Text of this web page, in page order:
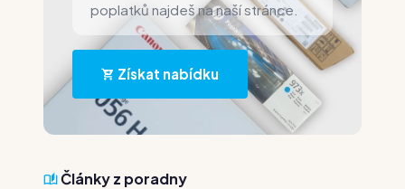
poplatků najdeš na naší stránce.
Získat nabídku
Články z poradny